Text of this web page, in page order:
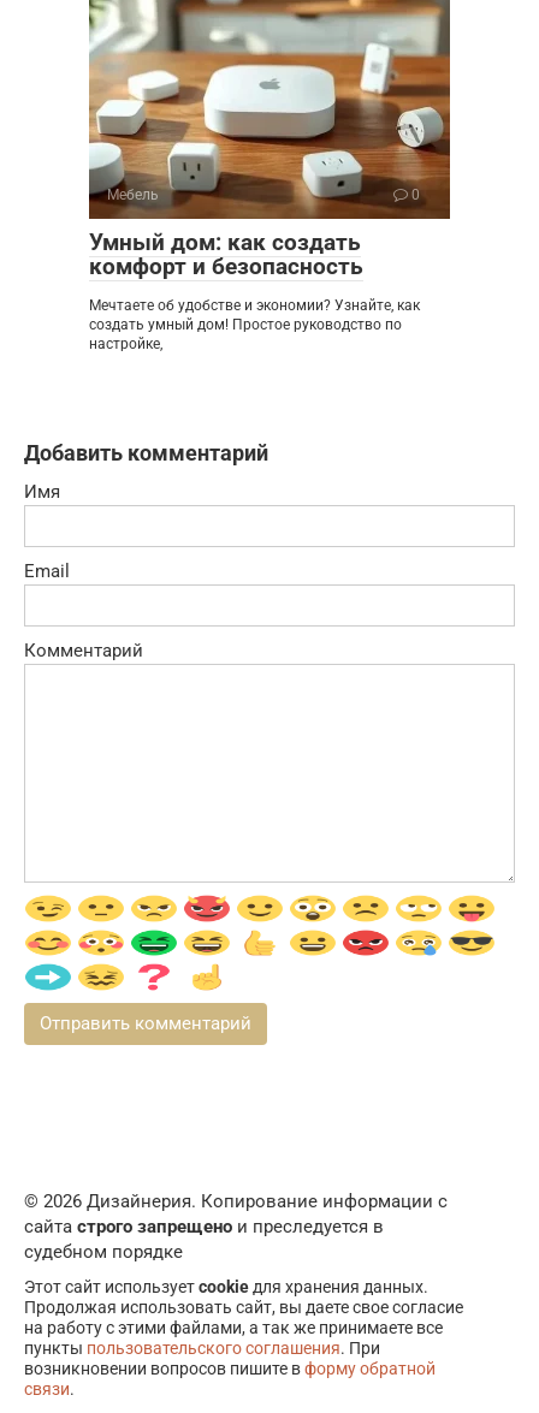
Мебель 0
Умный дом: как создать
комфорт и безопасность
Мечтаете об удобстве и экономии? Узнайте, как
создать умный дом! Простое руководство по
настройке,
Добавить комментарий
Имя
Email
Комментарий
© 2026 Дизайнерия. Копирование информации с
сайта строго запрещено и преследуется в
судебном порядке
Этот сайт используетcookie для хранения данных.
Продолжая использовать сайт, вы даете свое согласие
на работу с этими файлами, а так же принимаете все
пункты пользовательского соглашения. При
возникновении вопросов пишите вформу обратной
связи.